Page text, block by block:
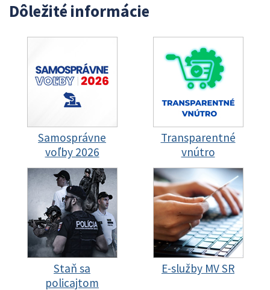
Dôležité informácie
Samosprávne
voľby 2026
Transparentné
vnútro
Staň sa
policajtom
E-služby MV SR